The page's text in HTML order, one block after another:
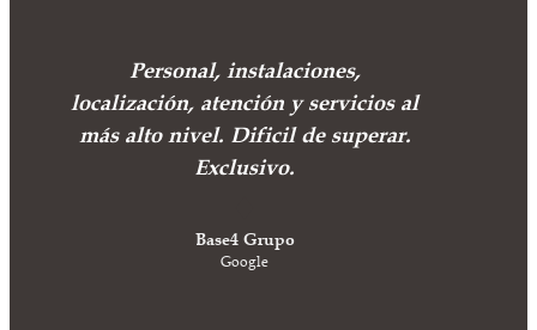
Personal, instalaciones,
localización, atención y servicios al
más alto nivel. Dificil de superar.
Exclusivo.
Base4 Grupo
Google